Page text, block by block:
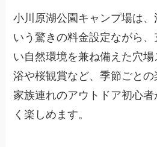
小川原湖公園キャンプ場は
いう驚きの料金設定ながら
い自然環境を兼ね備えた穴
浴や桜観賞など、季節ごとの
家族連れのアウトドア初心
く楽しめます。